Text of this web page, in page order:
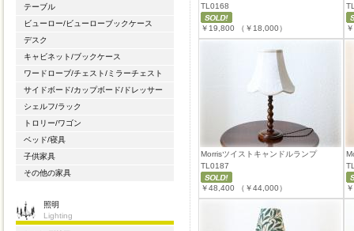
テーブル
ビューロー/ビューローブックケース
デスク
キャビネット/ブックケース
ワードローブ/チェスト/ミラーチェスト
サイドボード/カップボード/ドレッサー
シェルフ/ラック
トロリー/ワゴン
ベッド/寝具
子供家具
その他の家具
照明
Lighting
TL0168
￥19,800 （￥18,000）
Morrisツイストキャンドルランプ
TL0187
￥48,400 （￥44,000）